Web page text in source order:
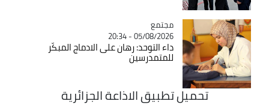
Catégorie
مجتمع
05/08/2026 - 20:34
داء التوحد: رهان على الادماج المبكّر
للمتمدرسين
تحميل تطبيق الاذاعة الجزائرية